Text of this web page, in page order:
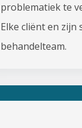
problematiek te
Elke cliënt en
behandelteam.